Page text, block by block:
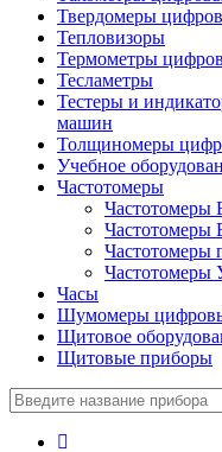
Твердомеры
Тепловизоры
Термометры
Тесламетры
Тестеры и
машин
Толщиномеры
Учебное
Частотомеры
Частотомеры
Частотомеры
Частотомеры
Частотомеры
Часы
Шумомеры
Щитовое
Щитовые приборы